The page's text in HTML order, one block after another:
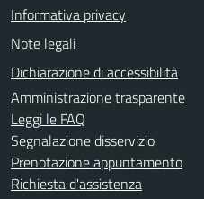
Informativa privacy
Note legali
Dichiarazione di accessibilità
Amministrazione trasparente
Leggi le FAQ
Segnalazione disservizio
Prenotazione appuntamento
Richiesta d'assistenza